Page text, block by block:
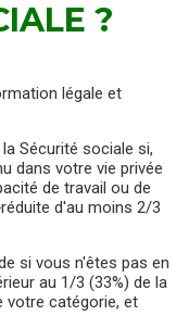
?
légale et
Sécurité sociale si,
dans votre vie privée
de travail ou de
d'au moins 2/3
si vous n'êtes pas en
au 1/3 (33%) de la
votre catégorie, et